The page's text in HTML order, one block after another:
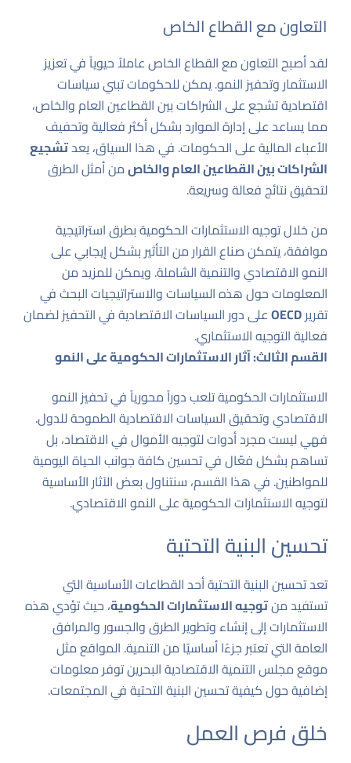
التعاون مع القطاع الخاص
لقد أصبح التعاون مع القطاع الخاص عاملاً حيوياً في تعزيز
الاستثمار وتحفيز النمو. يمكن للحكومات تبني سياسات
اقتصادية تشجع على الشراكات بين القطاعين العام والخاص،
مما يساعد على إدارة الموارد بشكل أكثر فعالية وتحفيف
الأعباء المالية على الحكومات. في هذا السياق، يعدتشجيع
الشراكات بين القطاعين العام والخاصمن أمثل الطرق
لتحقيق نتائج فعالة وسريعة.
من خلال توجيه الاستثمارات الحكومية بطرق استراتيجية
موافقة، يتمكن صناع القرار من التأثير بشكل إيجابي على
النمو الاقتصادي والتنمية الشاملة. ويمكن للمزيد من
المعلومات حول هذه السياسات والاستراتيجيات البحث في
تقريرOECDعلىدور السياسات الاقتصادية في التحفيزلضمان
فعالية التوجيه الاستثماري.
القسم الثالث: آثار الاستثمارات الحكومية على النمو
الاستثمارات الحكومية تلعب دوراً محورياً في تحفيز النمو
الاقتصادي وتحقيق السياسات الاقتصادية الطموحة للدول.
فهي ليست مجرد أدوات لتوجيه الأموال في الاقتصاد، بل
تساهم بشكل فعّال في تحسين كافة جوانب الحياة اليومية
للمواطنين. في هذا القسم، سنتناول بعض الآثار الأساسية
لتوجيه الاستثمارات الحكومية على النمو الاقتصادي.
تحسين البنية التحتية
تعد تحسين البنية التحتية أحد القطاعات الأساسية التي
تستفيد منتوجيه الاستثمارات الحكومية، حيث تؤدي هذه
الاستثمارات إلى إنشاء وتطوير الطرق والجسور والمرافق
العامة التي تعتبر جزءًا أساسيًا من التنمية. المواقع مثل
موقع مجلس التنمية الاقتصادية البحرينتوفر معلومات
إضافية حول كيفية تحسين البنية التحتية في المجتمعات.
خلق فرص العمل